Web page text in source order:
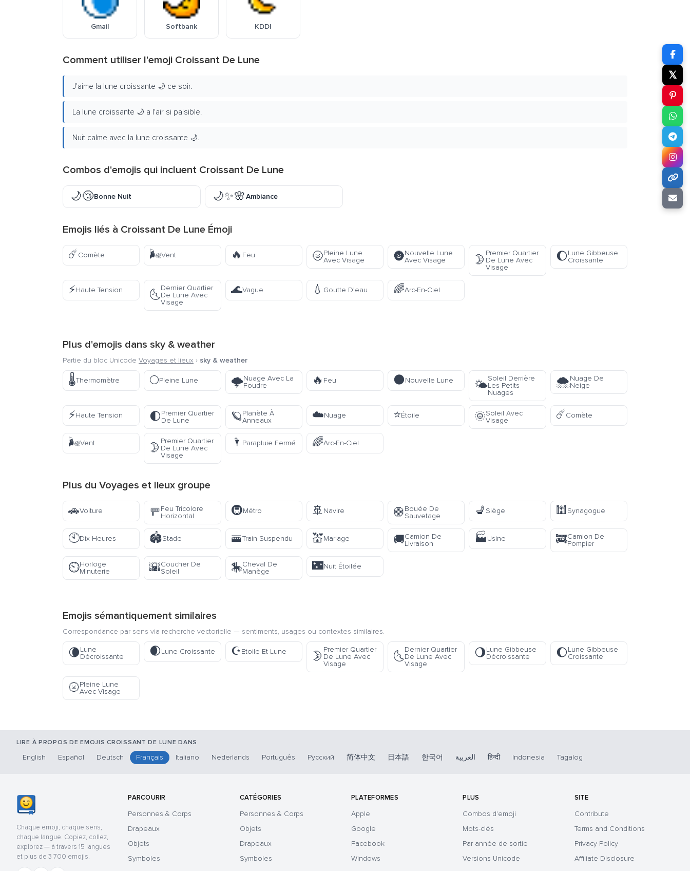
Gmail Softbank KDDI
Comment utiliser l'emoji Croissant De Lune
J'aime la lune croissante 🌙 ce soir.
La lune croissante 🌙 a l'air si paisible.
Nuit calme avec la lune croissante 🌙.
Combos d'emojis qui incluent Croissant De Lune
🌙😴Bonne Nuit 🌙✨🌸Ambiance
Emojis liés à Croissant De Lune Émoji
☄️Comète 🌬️Vent 🔥 Feu 🌝Pleine Lune
Avec Visage
🌚Nouvelle Lune
Avec Visage
🌛
Premier Quartier
De Lune Avec
Visage
🌔Lune Gibbeuse
Croissante
⚡Haute Tension 🌜
Dernier Quartier
De Lune Avec
Visage
🌊Vague 💧 Goutte D’eau 🌈Arc-En-Ciel
Plus d'emojis dans sky & weather
Partie du bloc Unicode Voyages et lieux › sky & weather
🌡️Thermomètre 🌕Pleine Lune 🌩️Nuage Avec La
Foudre
🔥 Feu 🌑Nouvelle Lune 🌤️
Soleil Derrière
Les Petits
Nuages
🌨️Nuage De
Neige
⚡Haute Tension 🌓Premier Quartier
De Lune
🪐Planète À
Anneaux
☁️Nuage ⭐Étoile 🌞Soleil Avec
Visage
☄️Comète
🌬️Vent 🌛
Premier Quartier
De Lune Avec
Visage
🌂 Parapluie Fermé 🌈Arc-En-Ciel
Plus du Voyages et lieux groupe
🚗Voiture 🚥Feu Tricolore
Horizontal
🚇Métro 🚢Navire 🛟Bouée De
Sauvetage
💺 Siège 🕍Synagogue
🕙Dix Heures 🏟️Stade 🚟Train Suspendu 💒Mariage 🚚Camion De
Livraison
🏭Usine 🚒Camion De
Pompier
⏲️Horloge
Minuterie
🌇Coucher De
Soleil
🎠Cheval De
Manège
🌃Nuit Étoilée
Emojis sémantiquement similaires
Correspondance par sens via recherche vectorielle — sentiments, usages ou contextes similaires.
🌘Lune
Décroissante
🌒Lune Croissante ☪️Etoile Et Lune 🌛
Premier Quartier
De Lune Avec
Visage
🌜
Dernier Quartier
De Lune Avec
Visage
🌖Lune Gibbeuse
Décroissante
🌔Lune Gibbeuse
Croissante
🌝Pleine Lune
Avec Visage
𝕏
LIRE À PROPOS DE EMOJIS CROISSANT DE LUNE DANS
English Español Deutsch Français Italiano Nederlands Português Русский 简体中文 日本語 한국어 العربية हिन्दी Indonesia Tagalog
Chaque emoji, chaque sens,
chaque langue. Copiez, collez,
explorez — à travers 15 langues
et plus de 3 700 emojis.
PARCOURIR
Personnes & Corps
Drapeaux
Objets
Symboles
CATÉGORIES
Personnes & Corps
Objets
Drapeaux
Symboles
PLATEFORMES
Apple
Google
Facebook
Windows
PLUS
Combos d'emoji
Mots-clés
Par année de sortie
Versions Unicode
SITE
Contribute
Terms and Conditions
Privacy Policy
Affiliate Disclosure